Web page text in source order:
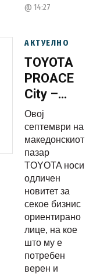
@ 14:27
АКТУЕЛНО
TOYOTA
PROACE
City –
Создаден
за вашиот
бизнис
Овој
септември на
македонскиот
пазар
TOYOTA носи
одличен
новитет за
секое бизнис
ориентирано
лице, на кое
што му е
потребен
верен и